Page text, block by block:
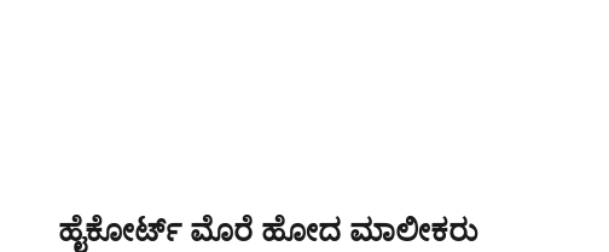
ಹೈಕೋರ್ಟ್ ಮೊರೆ ಹೋದ ಮಾಲೀಕರು